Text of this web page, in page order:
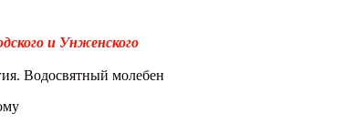
и Унженского
Водосвятный молебен